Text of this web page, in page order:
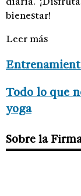
bienestar!
Leer más
Todo lo que
yoga
Sobre la